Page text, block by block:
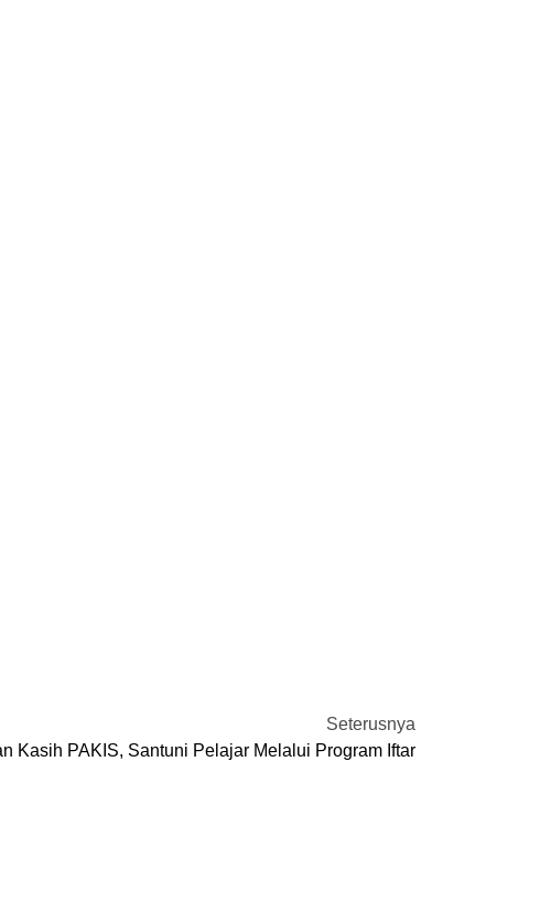
Seterusnya
Kasih PAKIS, Santuni Pelajar Melalui Program Iftar